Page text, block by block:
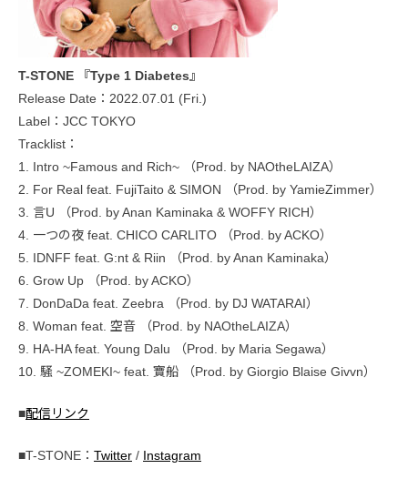
T-STONE 『Type 1 Diabetes』
Release Date：2022.07.01 (Fri.)
Label：JCC TOKYO
Tracklist：
1. Intro ~Famous and Rich~ （Prod. by NAOtheLAIZA）
2. For Real feat. FujiTaito & SIMON （Prod. by YamieZimmer）
3. 言U （Prod. by Anan Kaminaka & WOFFY RICH）
4. 一つの夜 feat. CHICO CARLITO （Prod. by ACKO）
5. IDNFF feat. G:nt & Riin （Prod. by Anan Kaminaka）
6. Grow Up （Prod. by ACKO）
7. DonDaDa feat. Zeebra （Prod. by DJ WATARAI）
8. Woman feat. 空音 （Prod. by NAOtheLAIZA）
9. HA-HA feat. Young Dalu （Prod. by Maria Segawa）
10. 騒 ~ZOMEKI~ feat. 寶船 （Prod. by Giorgio Blaise Givvn）
■配信リンク
■T-STONE： Twitter / Instagram